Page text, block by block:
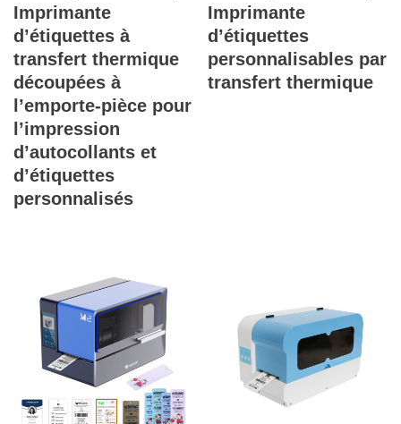
Imprimante
d’étiquettes à
transfert thermique
découpées à
l’emporte-pièce pour
l’impression
d’autocollants et
d’étiquettes
personnalisés
Imprimante
d’étiquettes
personnalisables par
transfert thermique